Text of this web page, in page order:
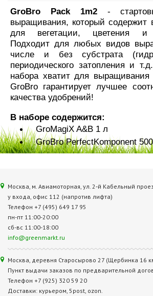
GroBro Pack 1m2-
выращивания, который содержит
для вегетации, цветения и
Подходит для любых видов
числе и без субстрата
периодического затопления и
набора хватит для выращивания
GroBro гарантирует лучшее
качества удобрений!
В наборе содержится:
GroMagiX A&B 1 л
GroBro PerfectKomponent
Москва, м. Авиамоторная, ул. 2‑й Кабельный
у входа, офис 112 (напротив лифта)
Телефон +7 (495) 649 17 95
пн-пт 11:00-20:00
сб-вс 11:00-18:00
info@greenmarkt.ru
Москва, деревня Старосырово 27 (Щербинка 16
Пункт выдачи заказов по предварительной
Телефон +7 (925) 320 59 20
Доставки: курьером, 5post, ozon.